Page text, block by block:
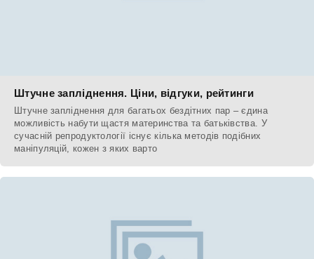
Штучне запліднення. Ціни, відгуки, рейтинги
Штучне запліднення для багатьох бездітних пар – єдина
можливість набути щастя материнства та батьківства. У
сучасній репродуктології існує кілька методів подібних
маніпуляцій, кожен з яких варто